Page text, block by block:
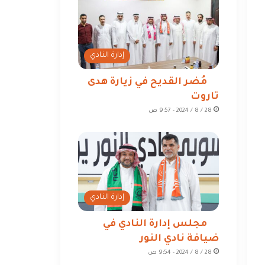
إدارة النادي
مُضر القديح في زيارة هدى
تاروت
28 / 8 / 2024 - 9:57 ص
إدارة النادي
مجلس إدارة النادي في
ضيافة نادي النور
28 / 8 / 2024 - 9:54 ص